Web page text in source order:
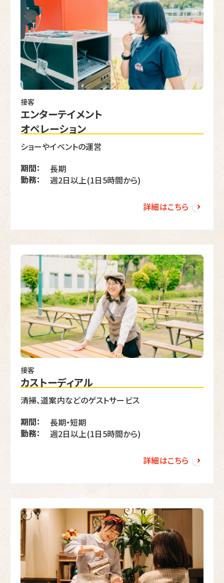
接客
エンターテイメント
オペレーション
ショーやイベントの運営
期間：
勤務：
長期
週2日以上(1日5時間から)
詳細はこちら
接客
カストーディアル
清掃、道案内などのゲストサービス
期間：
勤務：
長期・短期
週2日以上(1日5時間から)
詳細はこちら